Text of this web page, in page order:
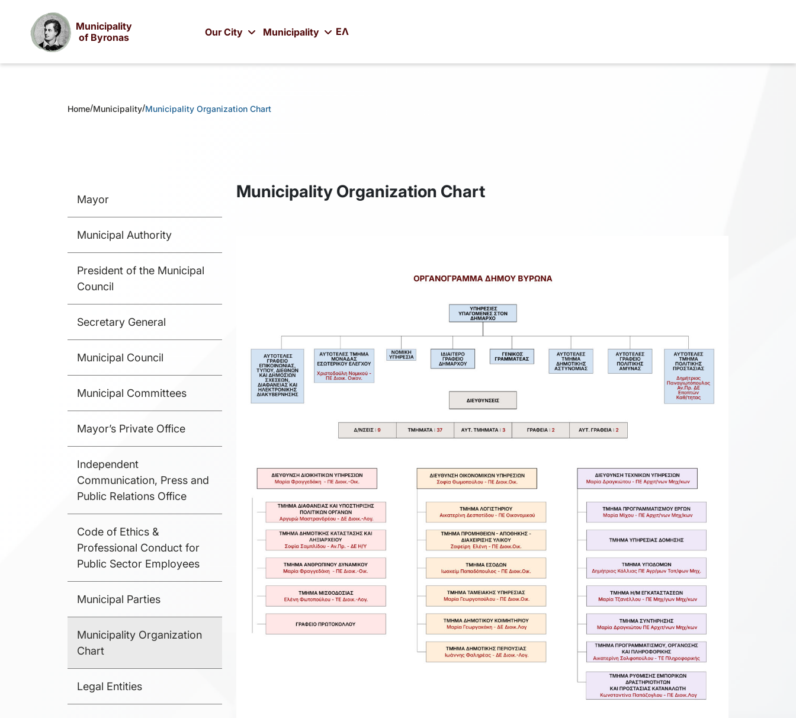
Municipality
of Byronas
Our City Municipality ΕΛ
Home/Municipality/Municipality Organization Chart
Mayor
Municipal Authority
President of the Municipal
Council
Secretary General
Municipal Council
Municipal Committees
Mayor’s Private Office
Independent
Communication, Press and
Public Relations Office
Code of Ethics &
Professional Conduct for
Public Sector Employees
Municipal Parties
Municipality Organization
Chart
Legal Entities
Municipality Organization Chart